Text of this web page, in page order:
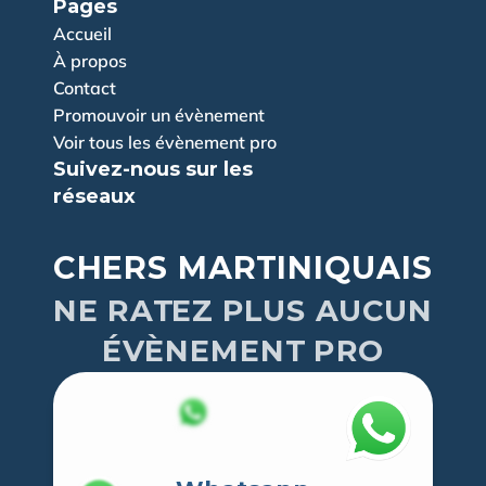
Pages
Accueil
À propos
Contact
Promouvoir un évènement
Voir tous les évènement pro
Suivez-nous sur les
réseaux
CHERS MARTINIQUAIS
NE RATEZ PLUS AUCUN
ÉVÈNEMENT PRO